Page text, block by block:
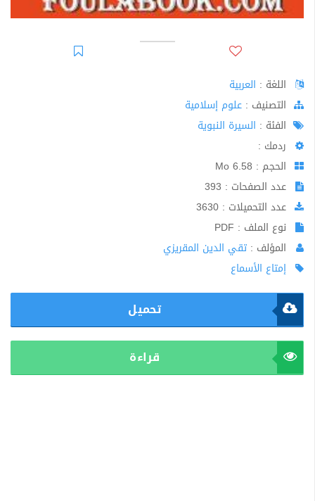
اللغة : العربية
اﻟﺘﺼﻨﻴﻒ : علوم إسلامية
الفئة : السيرة النبوية
ردمك :
الحجم : 6.58 Mo
عدد الصفحات : 393
عدد التحميلات : 3630
نوع الملف : PDF
المؤلف : تقي الدين المقريزي
إمتاع الأسماع
تحميل
قراءة